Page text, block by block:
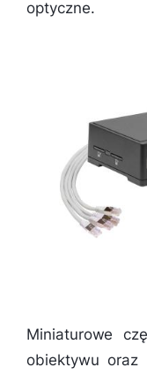
optyczne.
Miniaturowe
obiektywu oraz